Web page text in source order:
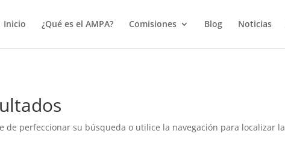
Inicio
¿Qué es el AMPA? Comisiones Blog Noticias
de perfeccionar su búsqueda o utilice la navegación para localizar la